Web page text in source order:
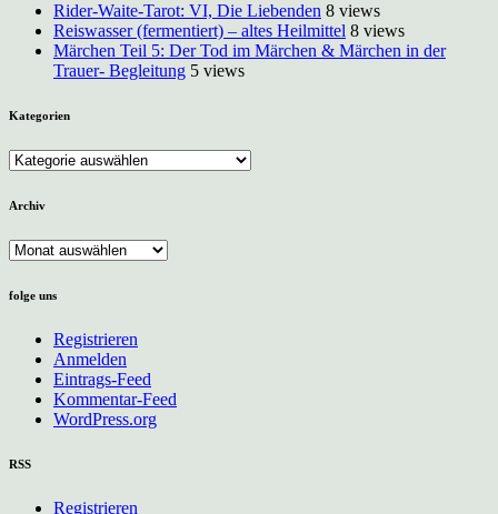
Rider-Waite-Tarot: VI, Die Liebenden 8 views
Reiswasser (fermentiert) – altes Heilmittel 8 views
Märchen Teil 5: Der Tod im Märchen & Märchen in der
Trauer- Begleitung 5 views
Kategorien
Kategorien
Archiv
Archiv
folge uns
Registrieren
Anmelden
Eintrags-Feed
Kommentar-Feed
WordPress.org
RSS
Registrieren